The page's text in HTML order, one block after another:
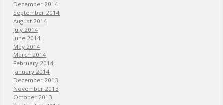
December 2014
September 2014
August 2014
July 2014
June 2014
May 2014
March 2014
February 2014
January 2014
December 2013
November 2013
October 2013